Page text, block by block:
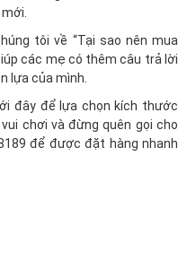
tôi về “Tại sao nên mua
các mẹ có thêm câu trả lời
lựa của mình.
đây để lựa chọn kích thước
chơi và đừng quên gọi cho
để được đặt hàng nhanh